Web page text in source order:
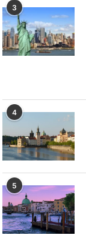
3
4
5